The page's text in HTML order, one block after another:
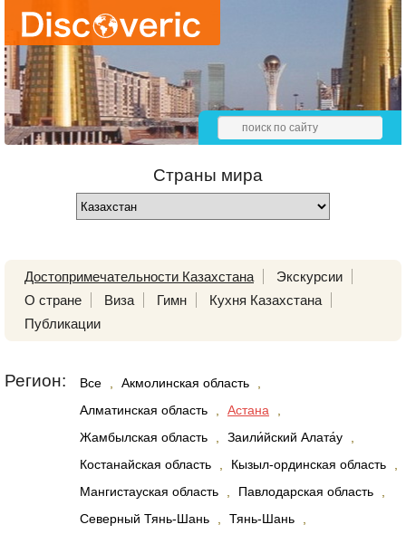
Страны мира
Достопримечательности Казахстана
Экскурсии
О стране
Виза Гимн
Кухня Казахстана
Публикации
Регион: Все Акмолинская область
Алматинская область
Астана
Жамбылская область
Заили́йский Алата́у
Костанайская область
Кызыл-ординская область
Мангистауская область
Павлодарская область
Северный Тянь-Шань
Тянь-Шань